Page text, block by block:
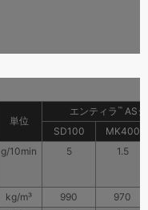
単位
エンティラ™ASシ
SD100
MK400
g/10min 5 1.5
kg/m³ 990
970